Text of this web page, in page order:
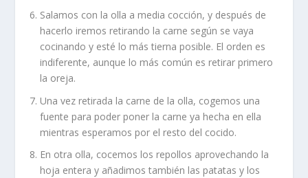
Salamos con la olla a media cocción, y después de
hacerlo iremos retirando la carne según se vaya
cocinando y esté lo más tierna posible. El orden es
indiferente, aunque lo más común es retirar primero
la oreja.
Una vez retirada la carne de la olla, cogemos una
fuente para poder poner la carne ya hecha en ella
mientras esperamos por el resto del cocido.
En otra olla, cocemos los repollos aprovechando la
hoja entera y añadimos también las patatas y los